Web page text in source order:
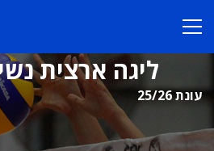
ליגה ארצית
עונת 25/26